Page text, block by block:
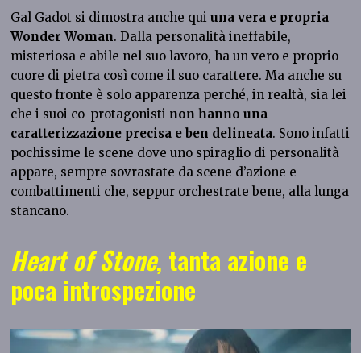
Gal Gadot si dimostra anche quiuna vera e propria
Wonder Woman. Dalla personalità ineffabile,
misteriosa e abile nel suo lavoro, ha un vero e proprio
cuore di pietra così come il suo carattere. Ma anche su
questo fronte è solo apparenza perché, in realtà, sia lei
che i suoi co-protagonisti non hanno una
caratterizzazione precisa e ben delineata. Sono infatti
pochissime le scene dove uno spiraglio di personalità
appare, sempre sovrastate da scene d’azione e
combattimenti che, seppur orchestrate bene, alla lunga
stancano.
Heart of Stone, tanta azione e
poca introspezione